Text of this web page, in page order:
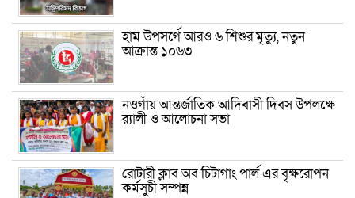
হাম উপসর্গে আরও ৬ শিশুর মৃত্যু, নতুন
আক্রান্ত ১০৬৩
নওগাঁয় আন্তর্জাতিক আদিবাসী দিবস উপলক্ষে
র‍্যালী ও আলোচনা সভা
রোটারী ক্লাব অব চিটাগাং পার্ল এর বৃক্ষরোপন
কর্মসুচী সম্পন্ন